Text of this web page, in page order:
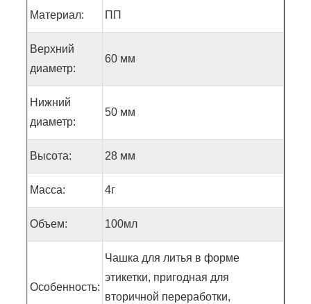
Материал: ПП
Верхний
диаметр:
60 мм
Нижний
диаметр:
50 мм
Высота: 28 мм
Масса: 4г
Объем: 100мл
Особенность:
Чашка для литья в форме
этикетки, пригодная для
вторичной переработки,